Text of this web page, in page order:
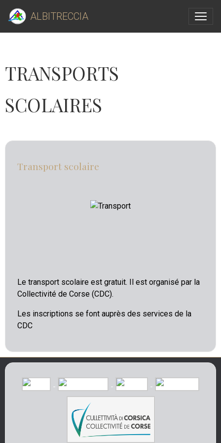
ALBITRECCIA
TRANSPORTS
SCOLAIRES
Transport scolaire
Le transport scolaire est gratuit. Il est organisé par la
Collectivité de Corse (CDC).
Les inscriptions se font auprès des services de la
CDC